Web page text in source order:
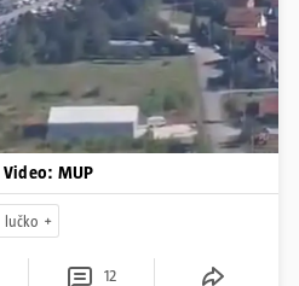
| Video: MUP
lučko
12